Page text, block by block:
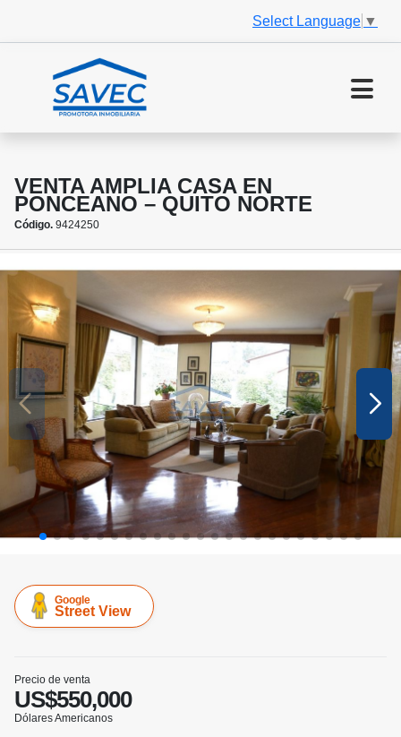
Select Language ▼
VENTA AMPLIA CASA EN
PONCEANO – QUITO NORTE
Código. 9424250
Google
Street View
Precio de venta
US$550,000
Dólares Americanos